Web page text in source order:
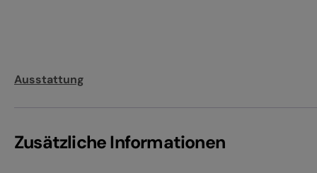
Ausstattung
Zusätzliche Informationen